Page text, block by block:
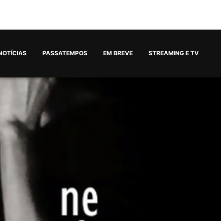
PASSATEMPOS EM BREVE STREAMING E TV